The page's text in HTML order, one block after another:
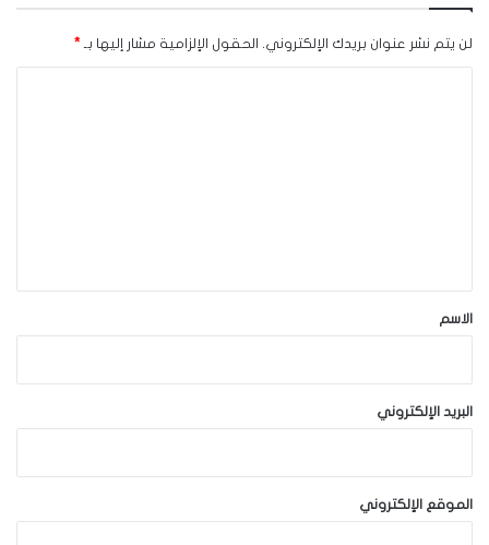
لن يتم نشر عنوان بريدك الإلكتروني. الحقول الإلزامية مشار إليها بـ *
*الاسم
البريد الإلكتروني
الموقع الإلكتروني